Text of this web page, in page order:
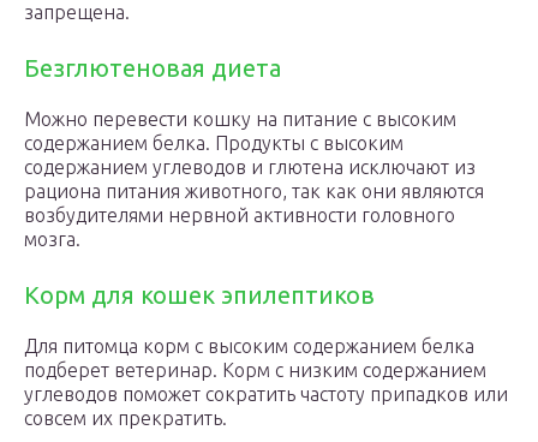
запрещена.
Безглютеновая диета
Можно перевести кошку на питание с высоким
содержанием белка. Продукты с высоким
содержанием углеводов и глютена исключают из
рациона питания животного, так как они являются
возбудителями нервной активности головного
мозга.
Корм для кошек эпилептиков
Для питомца корм с высоким содержанием белка
подберет ветеринар. Корм с низким содержанием
углеводов поможет сократить частоту припадков или
совсем их прекратить.